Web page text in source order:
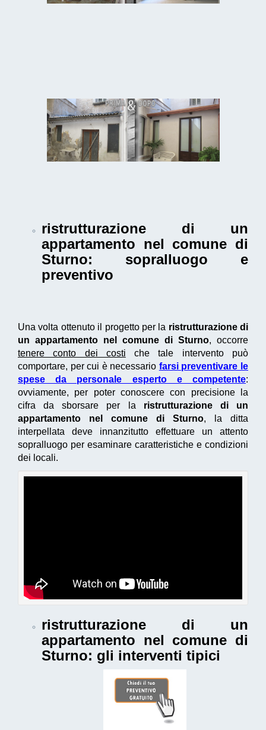
ristrutturazione di un
appartamento nel comune di
Sturno: sopralluogo e
preventivo
Una volta ottenuto il progetto per la ristrutturazione di
un appartamento nel comune di Sturno, occorre
tenere conto dei costi che tale intervento può
comportare, per cui è necessario farsi preventivare le
spese da personale esperto e competente:
ovviamente, per poter conoscere con precisione la
cifra da sborsare per la ristrutturazione di un
appartamento nel comune di Sturno, la ditta
interpellata deve innanzitutto effettuare un attento
sopralluogo per esaminare caratteristiche e condizioni
dei locali.
ristrutturazione di un
appartamento nel comune di
Sturno: gli interventi tipici